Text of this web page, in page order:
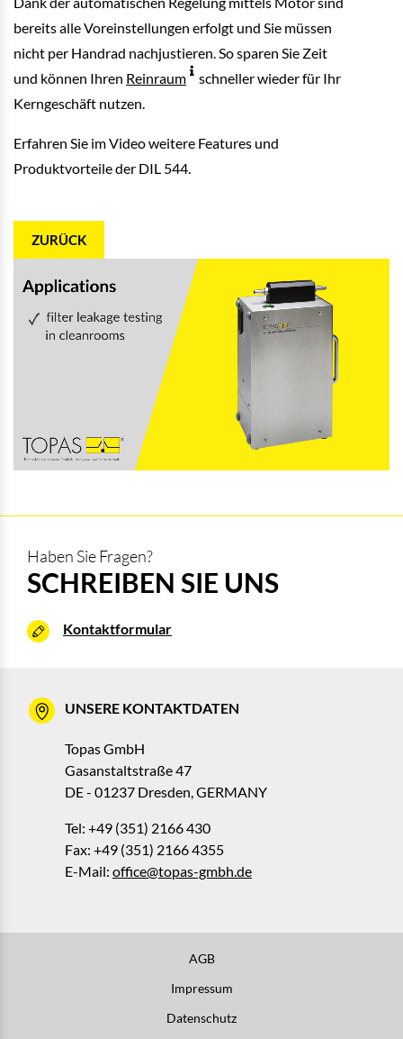
bereits alle Voreinstellungen erfolgt und Sie müssen
nicht per Handrad nachjustieren. So sparen Sie Zeit
und können Ihren Reinraum
schneller wieder für Ihr
Kerngeschäft nutzen.
Erfahren Sie im Video weitere Features und
Produktvorteile der DIL 544.
ZURÜCK
Haben Sie Fragen?
SCHREIBEN SIE UNS
Kontaktformular
UNSERE KONTAKTDATEN
Topas GmbH
Gasanstaltstraße 47
DE - 01237 Dresden, GERMANY
Tel: +49 (351) 2166 430
Fax: +49 (351) 2166 4355
E-Mail: office@topas-gmbh.de
AGB
Impressum
Datenschutz